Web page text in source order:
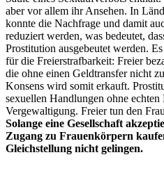
aber vor allem ihr Ansehen. In
konnte die Nachfrage und damit
reduziert werden, was bedeutet,
Prostitution ausgebeutet werden.
für die Freierstrafbarkeit: Freier
die ohne einen Geldtransfer nicht
Konsens wird somit erkauft.
sexuellen Handlungen ohne
Vergewaltigung. Freier tun den
Solange eine Gesellschaft
Zugang zu Frauenkörpern
Gleichstellung nicht gelingen.